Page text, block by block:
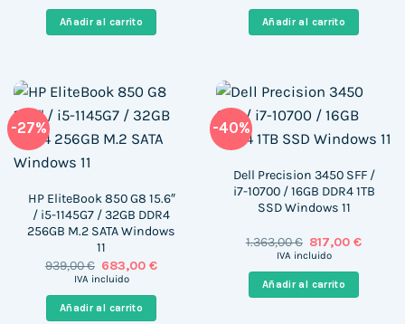
era:
550,00 €.
es:
298,00 €.
Añadir al carrito
era:
1.999,00 €.
Añadir al carrito
-27%
HP EliteBook 850 G8 15.6″
/ i5-1145G7 / 32GB DDR4
256GB M.2 SATA Windows
11
939,00€ El
precio
era:
939,00 €.
683,00€El
IVA incluido
Añadir al carrito
-40%
Dell Precision 3450 SFF /
i7-10700 / 16GB DDR4 1TB
SSD Windows 11
1.363,00€ El
precio
era:
1.363,00 €.
817,00€El
IVA incluido
Añadir al carrito